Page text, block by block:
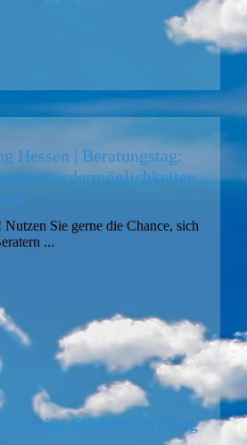
Hessen | Beratungstag:
Fördermöglichkeiten
Sie gerne die Chance, sich
...
Stadt­ent­wicklung